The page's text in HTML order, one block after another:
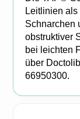
Leitlinien
Schnarchen
obstruktiver
bei leichten
über
66950300.